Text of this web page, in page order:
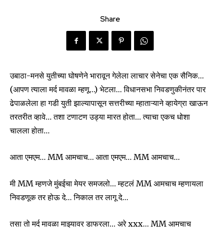
Share
उबाठा-मनसे युतीच्या घोषणेने भारावून गेलेला लाचार सेनेचा एक सैनिक…
(आपण त्याला मर्द मावळा म्हणू…) भेटला… विधानसभा निवडणुकीनंतर पार
ढेपाळलेला हा गडी युती झाल्यापासून सत्तरीच्या म्हाताऱ्याने व्हायेग्रा खाऊन
तरतरीत व्हावे… तशा टणाटण उड्या मारत होता… त्याचा एकच धोशा
चालला होता…
आता एमएम… MM आमचाच… आता एमएम… MM आमचाच…
मी MM म्हणजे मुंबईचा मेयर समजलो… म्हटलं MM आमचाच म्हणायला
निवडणूक तर होऊ दे… निकाल तर लागू दे…
तसा तो मर्द मावळा माझ्यावर डाफरला… अरे xxx… MM आमचाच